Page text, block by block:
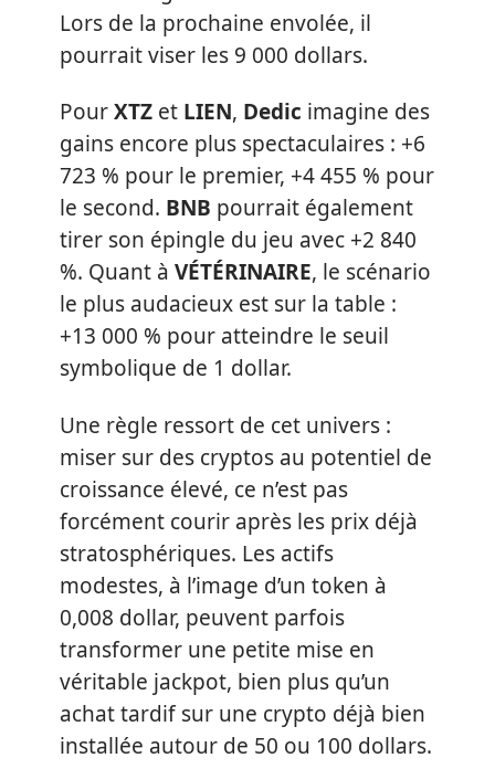
Lors de la prochaine envolée, il
pourrait viser les 9 000 dollars.
PourXTZ et LIEN, Dedic imagine des
gains encore plus spectaculaires : +6
723 % pour le premier, +4 455 % pour
le second. BNB pourrait également
tirer son épingle du jeu avec +2 840
%. Quant à VÉTÉRINAIRE, le scénario
le plus audacieux est sur la table :
+13 000 % pour atteindre le seuil
symbolique de 1 dollar.
Une règle ressort de cet univers :
miser sur des cryptos au potentiel de
croissance élevé, ce n’est pas
forcément courir après les prix déjà
stratosphériques. Les actifs
modestes, à l’image d’un token à
0,008 dollar, peuvent parfois
transformer une petite mise en
véritable jackpot, bien plus qu’un
achat tardif sur une crypto déjà bien
installée autour de 50 ou 100 dollars.